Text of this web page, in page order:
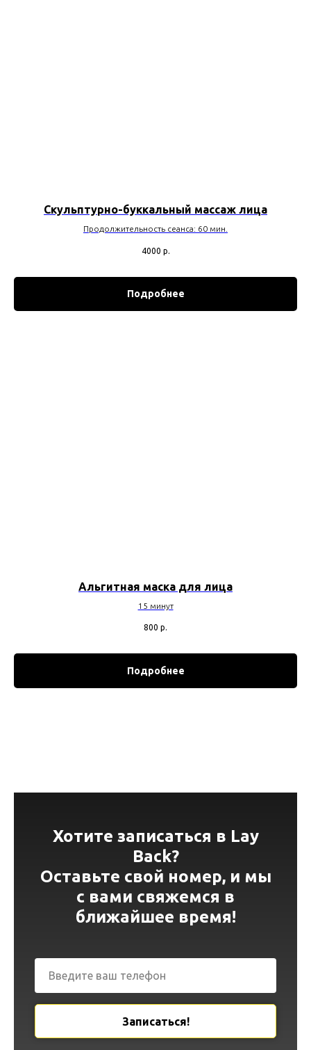
Скульптурно-буккальный массаж лица
Продолжительность сеанса: 60 мин.
4000 р.
Подробнее
Альгитная маска для лица
15 минут
800 р.
Подробнее
Хотите записаться в Lay
Back?
Оставьте свой номер, и мы
с вами свяжемся в
ближайшее время!
Записаться!